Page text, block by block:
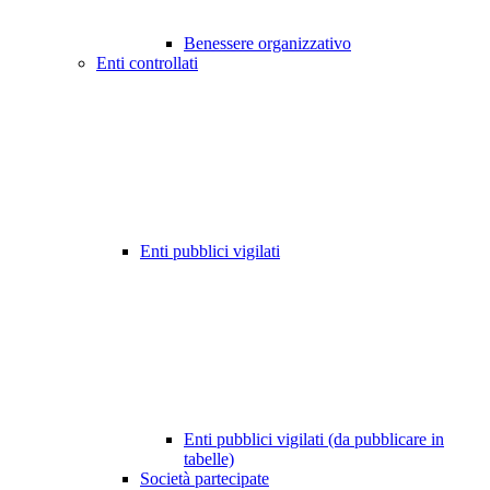
Benessere organizzativo
Enti controllati
Enti pubblici vigilati
Enti pubblici vigilati (da pubblicare in
tabelle)
Società partecipate